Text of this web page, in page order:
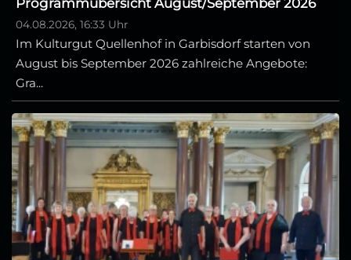
04.08.2026, 16:33 Uhr
Im Kulturgut Quellenhof in Garbisdorf starten von
August bis September 2026 zahlreiche Angebote:
Gra...